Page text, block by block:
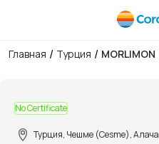
Главная / Турция / MORLIMON
No Certificate
Турция, Чешме (Cesme),